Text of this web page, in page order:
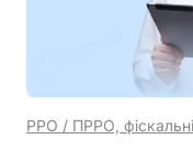
РРО / ПРРО,